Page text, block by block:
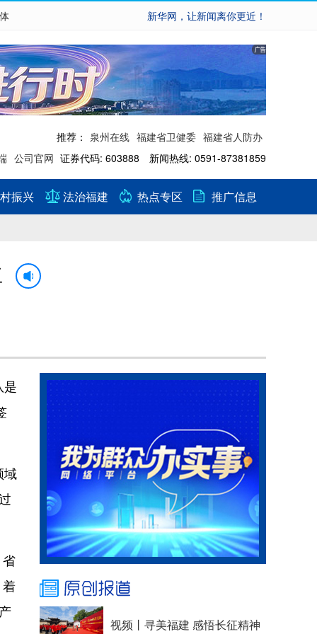
新华网，让新闻离你更近！
推荐： 泉州在线 福建省卫健委 福建省人防办
公司官网 证券代码: 603888 新闻热线: 0591-87381859
振兴 法治福建 热点专区 推广信息
域